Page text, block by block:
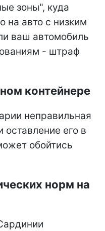
зоны", куда
на авто с низким
ваш автомобиль
- штраф
контейнере
неправильная
оставление его в
обойтись
норм на